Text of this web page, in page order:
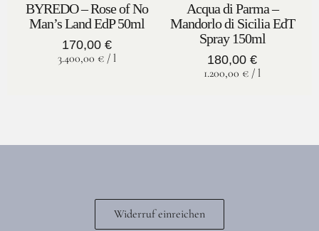
BYREDO – Rose of No
Man’s Land EdP 50ml
170,00 €
3.400,00 € / l
Acqua di Parma –
Mandorlo di Sicilia EdT
Spray 150ml
180,00 €
1.200,00 € / l
Widerruf einreichen